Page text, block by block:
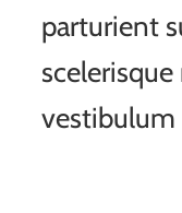
parturient
vestibulum